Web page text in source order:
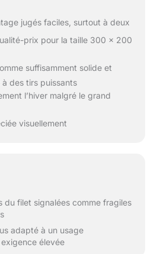
jugés faciles, surtout à deux
prix pour la taille 300 x 200
suffisamment solide et
des tirs puissants
l’hiver malgré le grand
visuellement
filet signalées comme fragiles
adapté à un usage
élevée